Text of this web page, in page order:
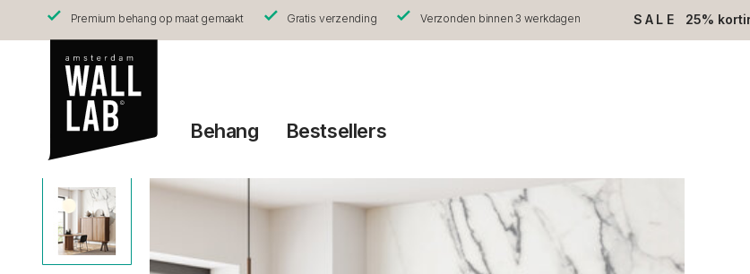
Premium behang op maat gemaakt Gratis verzending Verzonden binnen 3 werkdagen SALE 25%
Behang Bestsellers